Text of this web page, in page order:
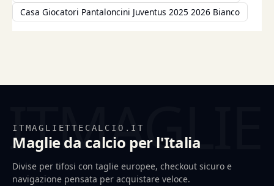
Casa Giocatori Pantaloncini Juventus 2025 2026 Bianco
ITMAGLIETTECALCIO.IT
Maglie da calcio per l'Italia
Divise per tifosi con taglie europee, checkout sicuro e
navigazione pensata per acquistare veloce.